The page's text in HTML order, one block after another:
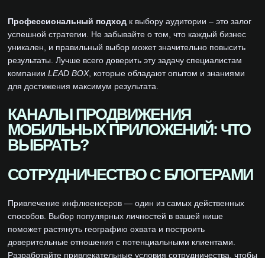
Профессиональный подход к выбору аудитории – это залог
успешной стратегии. Не забывайте о том, что каждый бизнес
уникален, и правильный выбор может значительно повысить
результаты. Лучше всего доверить эту задачу специалистам
компании LEAD BOX, которые обладают опытом и знаниями
для достижения максимум результата.
КАНАЛЫ ПРОДВИЖЕНИЯ
МОБИЛЬНЫХ ПРИЛОЖЕНИЙ: ЧТО
ВЫБРАТЬ?
СОТРУДНИЧЕСТВО С БЛОГЕРАМИ
Привлечение инфлюенсеров — один из самых действенных
способов. Выбор популярных личностей в вашей нише
поможет растянуть географию охвата и построить
доверительные отношения с потенциальными клиентами.
Разработайте привлекательные условия сотрудничества, чтобы